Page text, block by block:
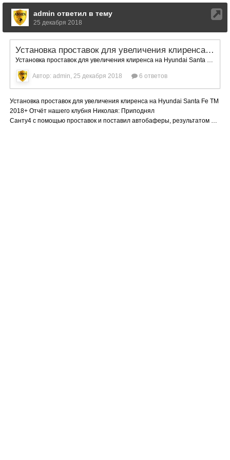
admin ответил в тему
25 декабря 2018
Установка проставок для увеличения клиренса на Hyundai Santa Fe TM
Установка проставок для увеличения клиренса на Hyundai Santa Fe TM 2018+ Отчёт нашего клубня Николая: Приподнял Санту4 с помощью проставок и поставил автобаферы, результатом очень доволен, машина приподнялась на 4 см под защитой, управляемость осталось на том же уровне, приятней стала ехать на мелких неровностях, дальше буду тестить, проставки 30 перед и 30 зад . Была установлена защита запасного колеса. Спасибо Андрею за оперативность и приятное общение .Если вас что-то заинтересовала смела обращайтесь к нему begunok. www.begunokART.ru
Автор: admin, 25 декабря 2018 6 ответов
Установка проставок для увеличения клиренса на Hyundai Santa Fe TM
2018+ Отчёт нашего клубня Николая: Приподнял
Санту4 с помощью проставок и поставил автобаферы, результатом очень доволен, машина приподнялась на 4 см под защитой, управляемость осталось на том же уровне, приятней стала ехать на мелких неровностях, дальше буду тестить, проставки 30 перед и 30 зад . Была установлена защита запасного колеса. Спасибо Андрею за оперативность и приятное общение .Если вас что-то заинтересовала смела обращайтесь к нему begunok. www.begunokART.ru